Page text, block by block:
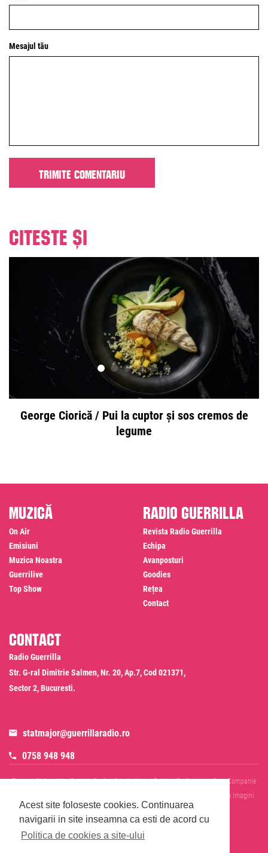
Acest site foloseste cookies. Continuarea
navigarii in site inseamna ca esti de acord cu
Politica de cookies a site-ului
Mesajul tău
Citeste și
George Ciorică / Pui la cuptor și sos cremos de
legume
Muzică
On Air
Emisiuni
Muzica Noastra
Guerrilive
Top Show
Radio Guerrilla
Revista Radio Guerrilla
Echipa
Avanposturi
Goodies
Rețea
Contact
Contact
Radio Guerrilla
Str. G-ral Dimitrie Salmen, Nr. 20, Ap.7, Cod 021371,
Sector 2, Bucuresti.
statmajor@guerrillaradio.ro
0758 948 948
Termeni Si Conditii Politica De Confidentialitate Politica De Cookies
Date Companie
Informare Prelucrare Imagini
Evenimente
Cod Deontologic